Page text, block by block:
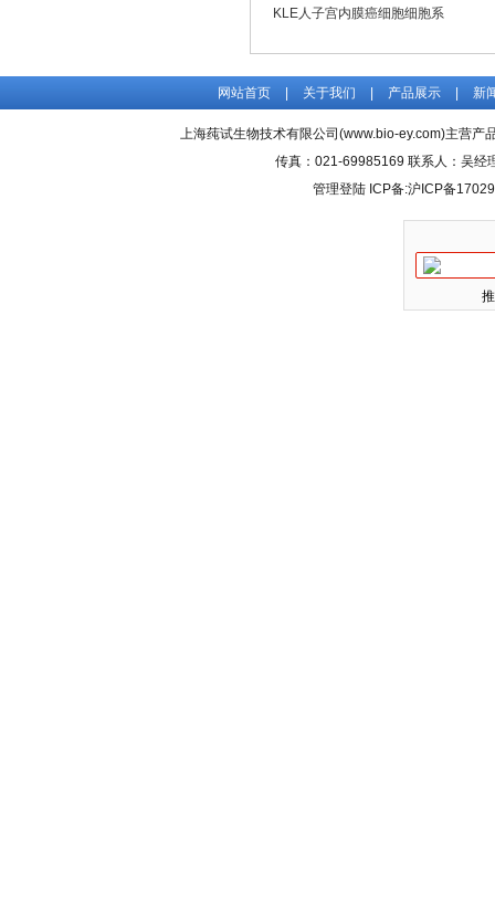
KLE人子宫内膜癌细胞细胞系
网站首页 关于我们 产品展示 新
上海莼试生物技术有限公司(www.bio-ey.com)主营产
传真：021-69985169 联系人：吴经
管理登陆 ICP备:沪ICP备